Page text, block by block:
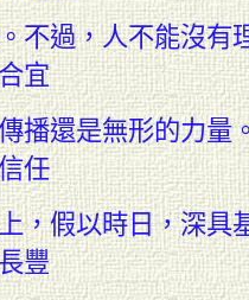
不過，人不能沒有
宜
播還是無形的力量
任
，假以時日，深具
豐